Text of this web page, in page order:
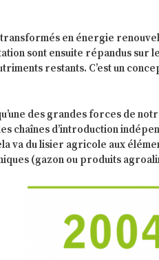
en énergie
sont ensuite répandus sur
restants. C’est un
des grandes forces de
chaînes d’introduction
va du lisier agricole aux
(gazon ou produits